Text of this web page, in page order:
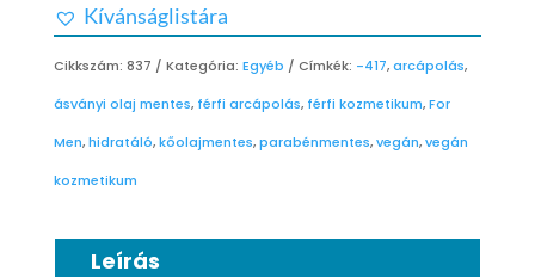
Kívánságlistára
Cikkszám: 837 Kategória: Egyéb Címkék: -417,arcápolás,
ásványi olaj mentes, férfi arcápolás, férfi kozmetikum,For
Men,hidratáló,kőolajmentes,parabénmentes,vegán,vegán
kozmetikum
Leírás